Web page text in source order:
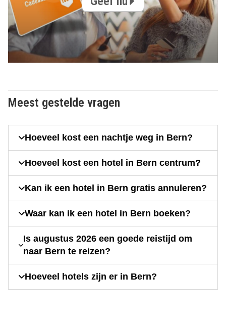
Meest gestelde vragen
Hoeveel kost een nachtje weg in Bern?
Hoeveel kost een hotel in Bern centrum?
Kan ik een hotel in Bern gratis annuleren?
Waar kan ik een hotel in Bern boeken?
Is augustus 2026 een goede reistijd om
naar Bern te reizen?
Hoeveel hotels zijn er in Bern?